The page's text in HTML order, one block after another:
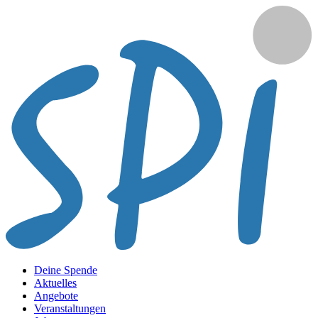
Deine Spende
Aktuelles
Angebote
Veranstaltungen